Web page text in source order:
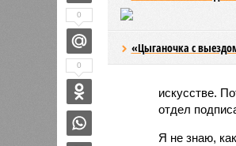
«Цыганочка с
искусстве.
отдел
Я не знаю,
0
0